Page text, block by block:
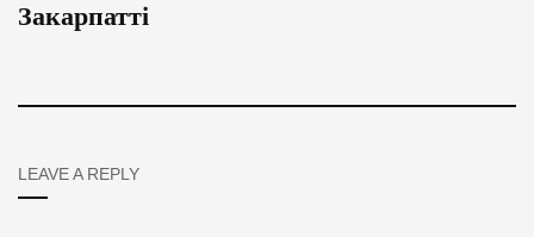
Закарпатті
LEAVE A REPLY